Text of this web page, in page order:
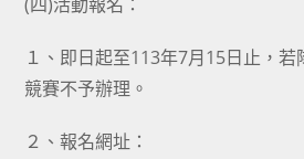
１、即日起至113年7月15日止，
競賽不予辦理。
２、報名網址：